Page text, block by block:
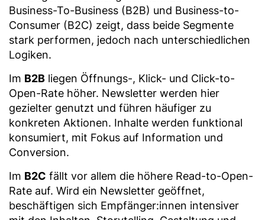
Business-To-Business (B2B) und Business-to-
Consumer (B2C) zeigt, dass beide Segmente
stark performen, jedoch nach unterschiedlichen
Logiken.
Im B2B liegen Öffnungs-, Klick- und Click-to-
Open-Rate höher. Newsletter werden hier
gezielter genutzt und führen häufiger zu
konkreten Aktionen. Inhalte werden funktional
konsumiert, mit Fokus auf Information und
Conversion.
Im B2C fällt vor allem die höhere Read-to-Open-
Rate auf. Wird ein Newsletter geöffnet,
beschäftigen sich Empfänger:innen intensiver